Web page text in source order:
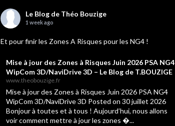
Le Blog de Théo Bouzige
1 week ago
Et pour finir les Zones A Risques pour les NG4 !
Mise à jour des Zones à Risques Juin 2026 PSA NG4
WipCom 3D/NaviDrive 3D – Le Blog de T.BOUZIGE
www.theobouzige.fr
Mise à jour des Zones à Risques Juin 2026 PSA NG4
WipCom 3D/NaviDrive 3D Posted on 30 juillet 2026
Bonjour à toutes et à tous ! Aujourd’hui, nous allons
voir comment mettre à jour les zones �...